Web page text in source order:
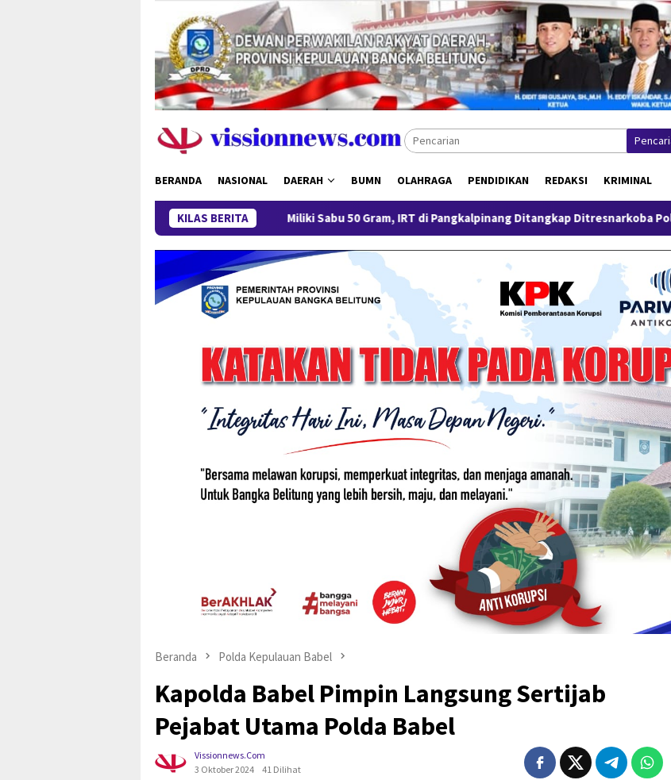
konten
BERANDA NASIONAL DAERAH BUMN OLAHRAGA PENDIDIKAN REDAKSI KRIMINAL
KILAS BERITA
Miliki Sabu 50 Gram, IRT di Pangkalpinang Ditangkap Ditresnarkoba Polda Babel
Beranda Polda Kepulauan Babel
Kapolda Babel Pimpin Langsung Sertijab
Pejabat Utama Polda Babel
Vissionnews.com
3 Oktober 2024
41 Dilihat